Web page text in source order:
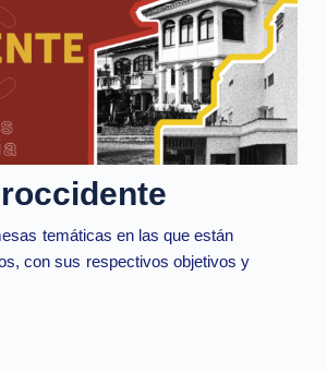
temáticas en las que están
con sus respectivos objetivos y